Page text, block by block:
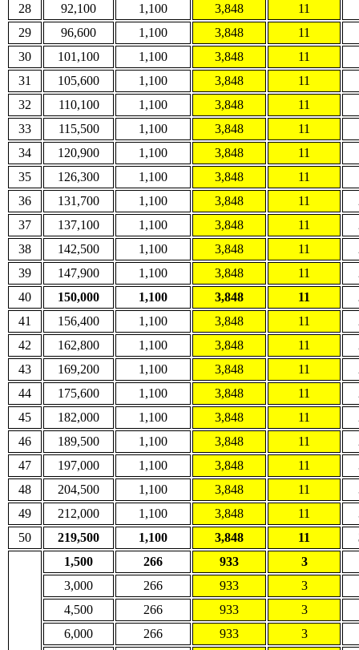
28
92,100 1,100 3,848 11
29
96,600 1,100 3,848 11
30
101,100 1,100 3,848 11
31
105,600 1,100 3,848 11
32
110,100 1,100 3,848 11
33
115,500 1,100 3,848 11
34
120,900 1,100 3,848 11
35
126,300 1,100 3,848 11
36
131,700 1,100 3,848 11
37
137,100 1,100 3,848 11
38
142,500 1,100 3,848 11
39
147,900 1,100 3,848 11
40
150,000 1,100 3,848 11
41
156,400 1,100 3,848 11
42
162,800 1,100 3,848 11
43
169,200 1,100 3,848 11
44
175,600 1,100 3,848 11
45
182,000 1,100 3,848 11
46
189,500 1,100 3,848 11
47
197,000 1,100 3,848 11
48
204,500 1,100 3,848 11
49
212,000 1,100 3,848 11
50
219,500 1,100 3,848 11
1,500
266 933
3
3,000
266 933
3
4,500
266 933
3
6,000
266 933 3